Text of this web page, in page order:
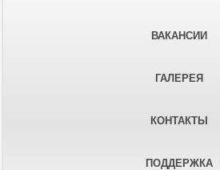
ВАКАНСИИ
ГАЛЕРЕЯ
КОНТАКТЫ
ПОДДЕРЖКА